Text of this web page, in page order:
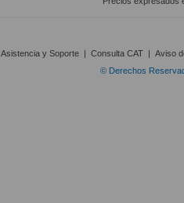
Asistencia y Soporte | Consulta CAT | Aviso
© Derechos